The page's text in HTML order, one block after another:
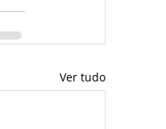
Ver tudo